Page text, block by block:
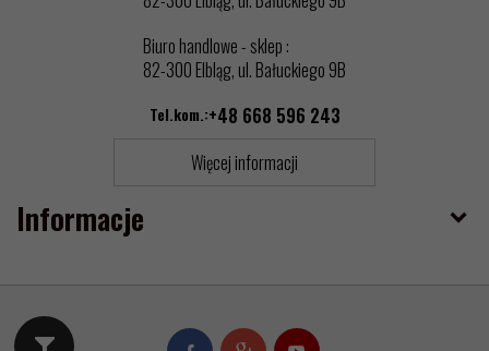
Informacje
Biuro handlowe - sklep :
82-300 Elbląg, ul. Bałuckiego 9B
Tel.kom.:+48 668 596 243
Więcej informacji